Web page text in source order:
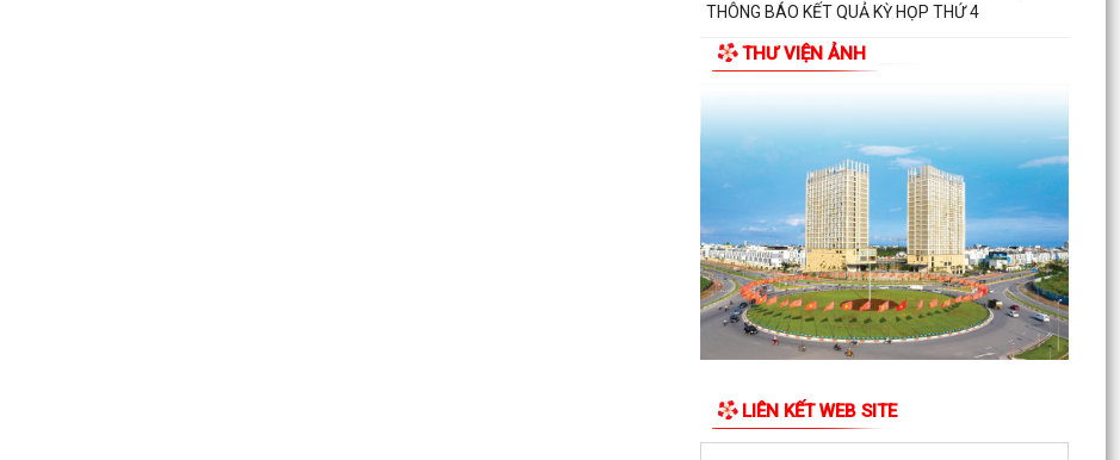
THÔNG BÁO KẾT QUẢ KỲ HỌP THỨ 4
HỘI ĐỒNG NHÂN DÂN THÀNH PHỐ THÔNG BÁO
THƯ VIỆN ẢNH
LIÊN KẾT WEB SITE